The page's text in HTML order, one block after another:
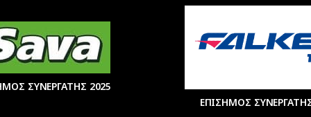
ΣΥΝΕΡΓΑΤΗΣ 2025
ΕΠΙΣΗΜΟΣ